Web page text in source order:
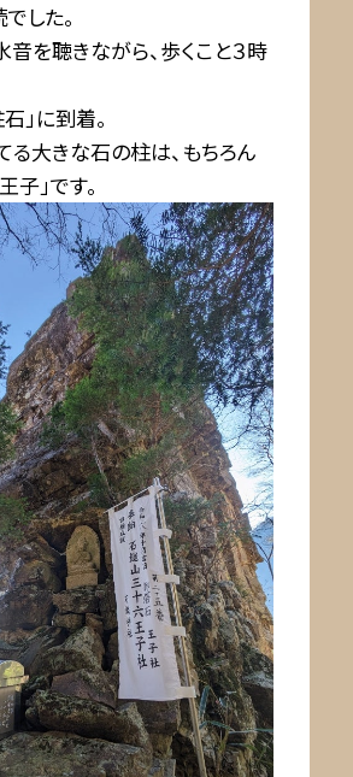
した。
を聴きながら、歩くこと３時
」に到着。
る大きな石の柱は、もちろん
子」です。